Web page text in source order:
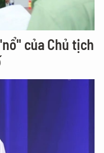
của Chủ tịch